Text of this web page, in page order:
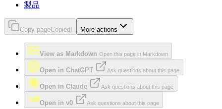
製品
Copy pageCopied! More actions
View as Markdown Open this page in Markdown
Open in ChatGPT Ask questions about this page
Open in Claude Ask questions about this page
Open in v0 Ask questions about this page